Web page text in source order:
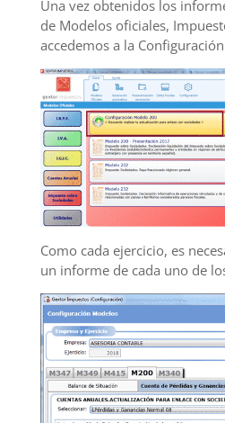
Una vez obtenidos los
de Modelos oficiales,
accedemos a la
Como cada ejercicio, es
un informe de cada uno de